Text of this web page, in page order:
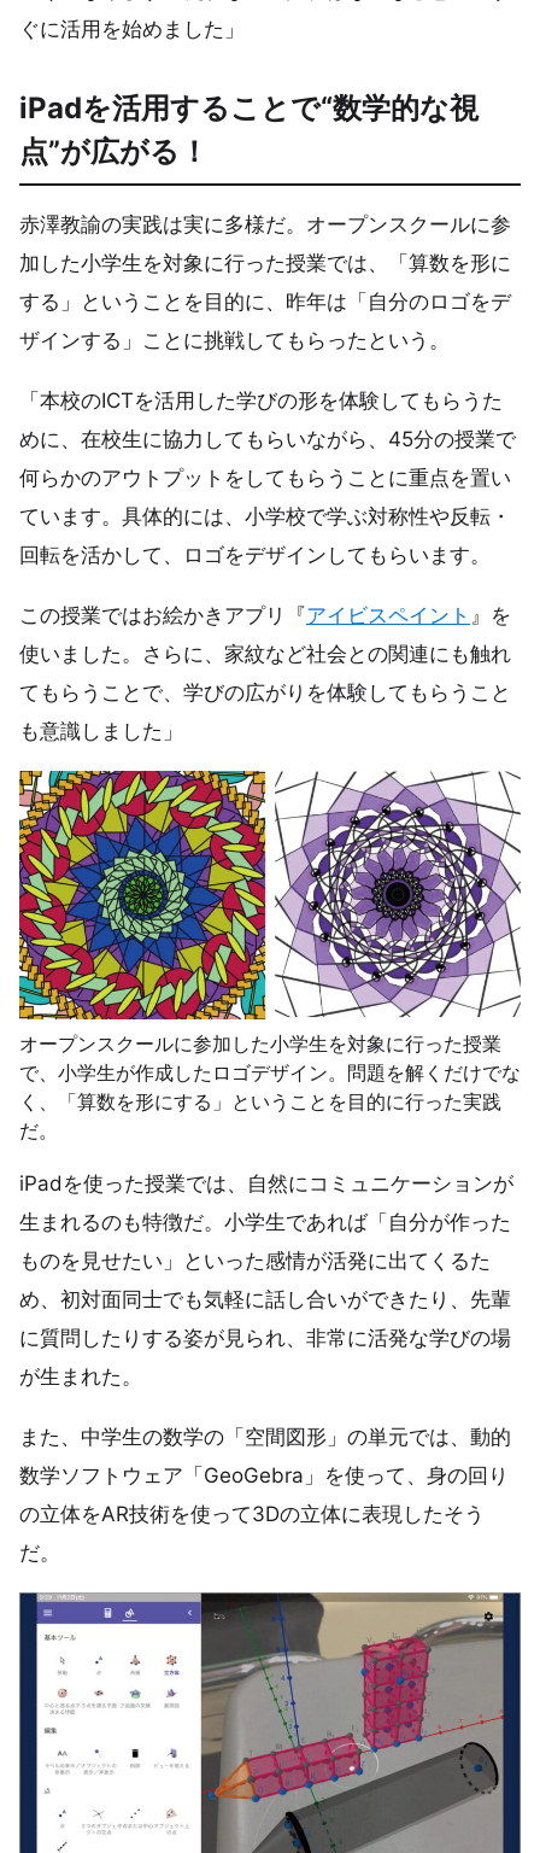
ぐに活用を始めました」
iPadを活用することで“数学的な視
点”が広がる！
赤澤教諭の実践は実に多様だ。オープンスクールに参
加した小学生を対象に行った授業では、「算数を形に
する」ということを目的に、昨年は「自分のロゴをデ
ザインする」ことに挑戦してもらったという。
「本校のICTを活用した学びの形を体験してもらうた
めに、在校生に協力してもらいながら、45分の授業で
何らかのアウトプットをしてもらうことに重点を置い
ています。具体的には、小学校で学ぶ対称性や反転・
回転を活かして、ロゴをデザインしてもらいます。
この授業ではお絵かきアプリ『アイビスペイント 』を
使いました。さらに、家紋など社会との関連にも触れ
てもらうことで、学びの広がりを体験してもらうこと
も意識しました」
オープンスクールに参加した小学生を対象に行った授業
で、小学生が作成したロゴデザイン。問題を解くだけでな
く、「算数を形にする」ということを目的に行った実践
だ。
iPadを使った授業では、自然にコミュニケーションが
生まれるのも特徴だ。小学生であれば「自分が作った
ものを見せたい」といった感情が活発に出てくるた
め、初対面同士でも気軽に話し合いができたり、先輩
に質問したりする姿が見られ、非常に活発な学びの場
が生まれた。
また、中学生の数学の「空間図形」の単元では、動的
数学ソフトウェア「GeoGebra」を使って、身の回り
の立体をAR技術を使って3Dの立体に表現したそう
だ。